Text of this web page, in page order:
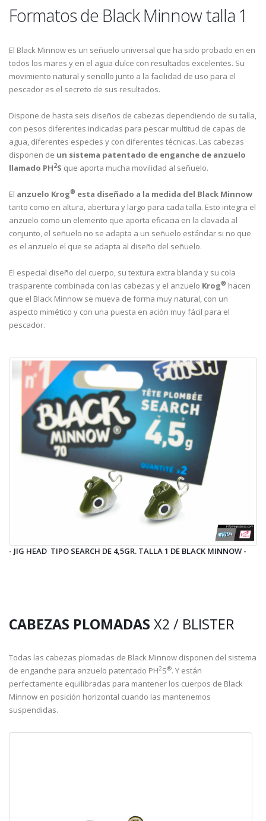
Formatos de Black Minnow talla 1
El Black Minnow es un señuelo universal que ha sido probado en en
todos los mares y en el agua dulce con resultados excelentes. Su
movimiento natural y sencillo junto a la facilidad de uso para el
pescador es el secreto de sus resultados.
Dispone de hasta seis diseños de cabezas dependiendo de su talla,
con pesos diferentes indicadas para pescar multitud de capas de
agua, diferentes especies y con diferentes técnicas. Las cabezas
disponen de un sistema patentado de enganche de anzuelo
llamado PH2S que aporta mucha movilidad al señuelo.
El anzuelo Krog® esta diseñado a la medida del Black Minnow
tanto como en altura, abertura y largo para cada talla. Esto integra el
anzuelo como un elemento que aporta eficacia en la clavada al
conjunto, el señuelo no se adapta a un señuelo estándar si no que
es el anzuelo el que se adapta al diseño del señuelo.
El especial diseño del cuerpo, su textura extra blanda y su cola
trasparente combinada con las cabezas y el anzuelo Krog® hacen
que el Black Minnow se mueva de forma muy natural, con un
aspecto mimético y con una puesta en ación muy fácil para el
pescador.
- JIG HEAD TIPO SEARCH DE 4,5GR. TALLA 1 DE BLACK MINNOW -
CABEZAS PLOMADAS X2 / BLISTER
Todas las cabezas plomadas de Black Minnow disponen del sistema
de enganche para anzuelo patentado PH2S®. Y están
perfectamente equilibradas para mantener los cuerpos de Black
Minnow en posición horizontal cuando las mantenemos
suspendidas.